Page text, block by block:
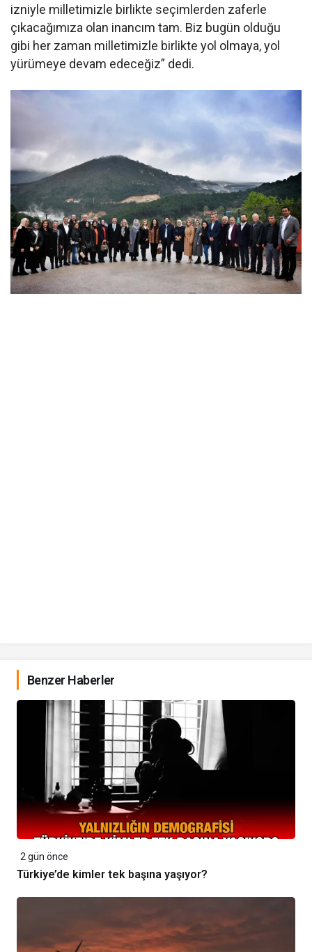
izniyle milletimizle birlikte seçimlerden zaferle
çıkacağımıza olan inancım tam. Biz bugün olduğu
gibi her zaman milletimizle birlikte yol olmaya, yol
yürümeye devam edeceğiz” dedi.
Benzer Haberler
2 gün önce
Türkiye’de kimler tek başına yaşıyor?